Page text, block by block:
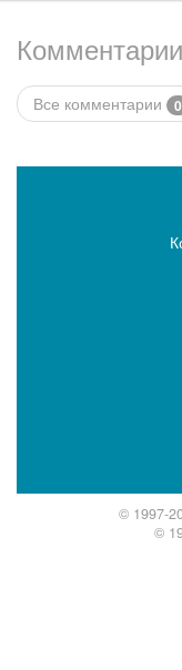
Все комментарии 0
© 1997-
©